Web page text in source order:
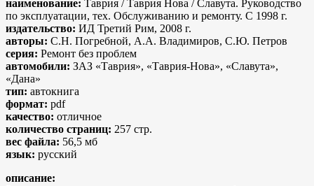
наименование: Таврия / Таврия Нова / Славута. Руководство
по эксплуатации, тех. Обслуживанию и ремонту. С 1998 г.
издательство: ИД Третий Рим, 2008 г.
авторы: С.Н. Погребной, А.А. Владимиров, С.Ю. Петров
серия: Ремонт без проблем
автомобили: ЗАЗ «Таврия», «Таврия-Нова», «Славута»,
«Дана»
тип: автокнига
формат: pdf
качество: отличное
количество страниц: 257 стр.
вес файла: 56,5 мб
язык: русский
описание: